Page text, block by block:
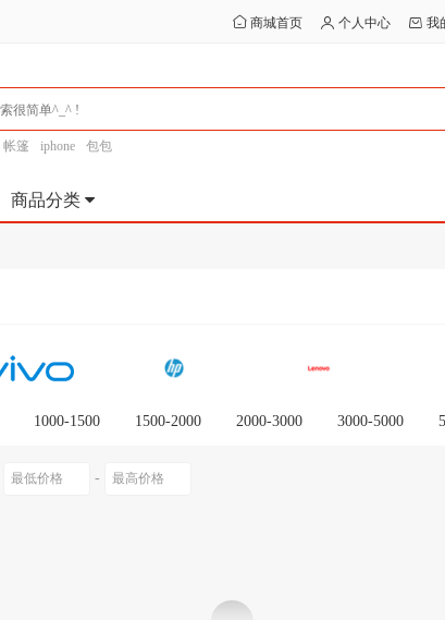
商城首页 个人中心 我
帐篷 iphone 包包
商品分类
1000-1500 1500-2000 2000-3000 3000-5000
-